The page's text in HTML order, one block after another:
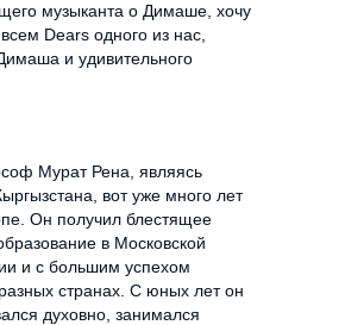
музыканта о Димаше, хочу
Dears одного из нас,
и удивительного
Мурат Рена, являясь
вот уже много лет
Он получил блестящее
в Московской
и с большим успехом
странах. С юных лет он
духовно, занимался